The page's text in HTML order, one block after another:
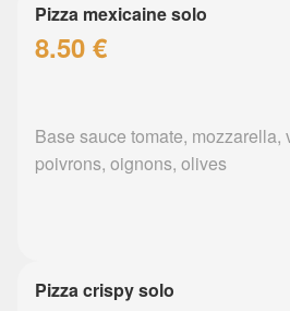
Pizza mexicaine solo
8.50 €
Base sauce tomate, mozzarella,
poivrons, oignons, olives
Pizza crispy solo